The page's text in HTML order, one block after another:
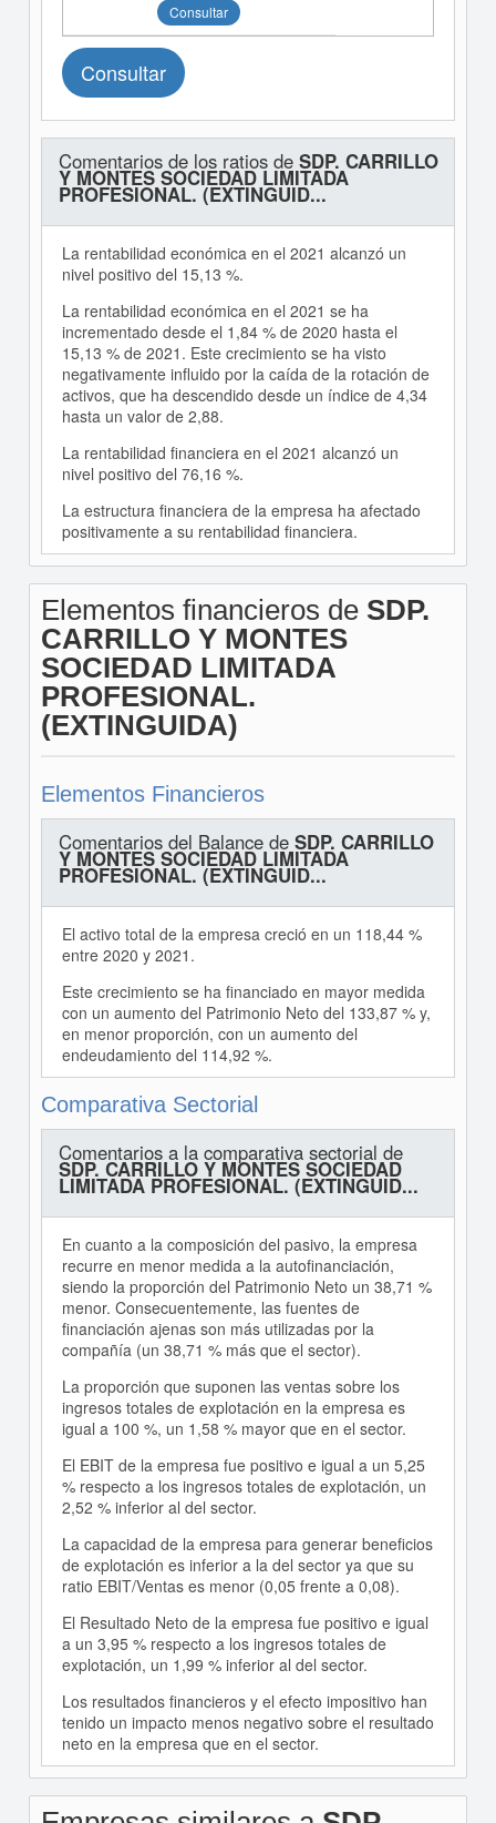
Consultar
Consultar
Comentarios de los ratios de SDP. CARRILLO
Y MONTES SOCIEDAD LIMITADA
PROFESIONAL. (EXTINGUID...
La rentabilidad económica en el 2021 alcanzó un
nivel positivo del 15,13 %.
La rentabilidad económica en el 2021 se ha
incrementado desde el 1,84 % de 2020 hasta el
15,13 % de 2021. Este crecimiento se ha visto
negativamente influido por la caída de la rotación de
activos, que ha descendido desde un índice de 4,34
hasta un valor de 2,88.
La rentabilidad financiera en el 2021 alcanzó un
nivel positivo del 76,16 %.
La estructura financiera de la empresa ha afectado
positivamente a su rentabilidad financiera.
Elementos financieros de SDP.
CARRILLO Y MONTES
SOCIEDAD LIMITADA
PROFESIONAL.
(EXTINGUIDA)
Elementos Financieros
Comentarios del Balance de SDP. CARRILLO
Y MONTES SOCIEDAD LIMITADA
PROFESIONAL. (EXTINGUID...
El activo total de la empresa creció en un 118,44 %
entre 2020 y 2021.
Este crecimiento se ha financiado en mayor medida
con un aumento del Patrimonio Neto del 133,87 % y,
en menor proporción, con un aumento del
endeudamiento del 114,92 %.
Comparativa Sectorial
Comentarios a la comparativa sectorial de
SDP. CARRILLO Y MONTES SOCIEDAD
LIMITADA PROFESIONAL. (EXTINGUID...
En cuanto a la composición del pasivo, la empresa
recurre en menor medida a la autofinanciación,
siendo la proporción del Patrimonio Neto un 38,71 %
menor. Consecuentemente, las fuentes de
financiación ajenas son más utilizadas por la
compañía (un 38,71 % más que el sector).
La proporción que suponen las ventas sobre los
ingresos totales de explotación en la empresa es
igual a 100 %, un 1,58 % mayor que en el sector.
El EBIT de la empresa fue positivo e igual a un 5,25
% respecto a los ingresos totales de explotación, un
2,52 % inferior al del sector.
La capacidad de la empresa para generar beneficios
de explotación es inferior a la del sector ya que su
ratio EBIT/Ventas es menor (0,05 frente a 0,08).
El Resultado Neto de la empresa fue positivo e igual
a un 3,95 % respecto a los ingresos totales de
explotación, un 1,99 % inferior al del sector.
Los resultados financieros y el efecto impositivo han
tenido un impacto menos negativo sobre el resultado
neto en la empresa que en el sector.